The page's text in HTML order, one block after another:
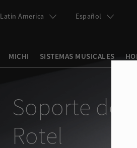
MICHI SISTEMAS MUSICALES
Search form
Latin America Español
Soporte de
Rotel